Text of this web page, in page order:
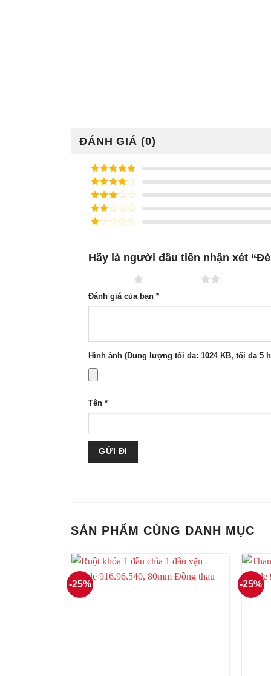
ĐÁNH GIÁ (0)
Được xếp
hạng
5
5
sao
Được xếp
hạng
4
5
sao
Được
xếp
hạng3
Được
sao
hạng
1
Hãy là người đầu tiên nhận xét
Đánh giá của bạn *
Hình ảnh (Dung lượng tối đa: 1024 KB, tối đa 5
Tên *
SẢN PHẨM CÙNG DANH MỤC
-25% -25%